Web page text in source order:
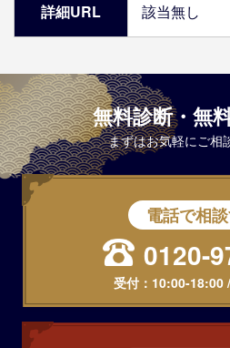
詳細URL 該当無し
無料診断・無
まずはお気軽にご相
電話で相
0120-
受付： 10:00-18:00/